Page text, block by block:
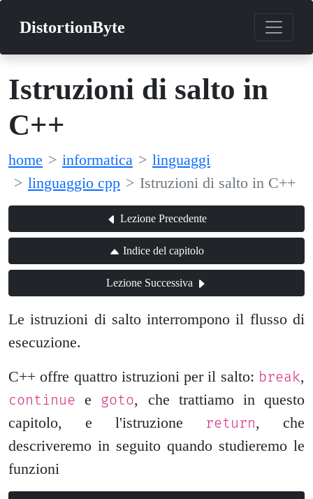
DistortionByte
Istruzioni di salto in
C++
home informatica
linguaggi
linguaggio cpp
Istruzioni di salto in C++
Lezione Precedente
Indice del capitolo
Lezione Successiva
Le istruzioni di salto interrompono il flusso di
esecuzione.
C++ offre quattro istruzioni per il salto: break,
continue e goto, che trattiamo in questo
capitolo, e l'istruzione return, che
descriveremo in seguito quando studieremo le
funzioni